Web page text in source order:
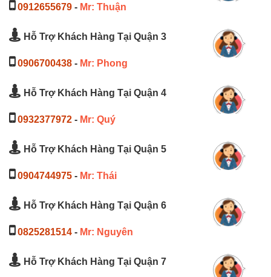
0912655679 - Mr: Thuận
Hỗ Trợ Khách Hàng Tại Quận 3
0906700438 - Mr: Phong
Hỗ Trợ Khách Hàng Tại Quận 4
0932377972 - Mr: Quý
Hỗ Trợ Khách Hàng Tại Quận 5
0904744975 - Mr: Thái
Hỗ Trợ Khách Hàng Tại Quận 6
0825281514 - Mr: Nguyên
Hỗ Trợ Khách Hàng Tại Quận 7